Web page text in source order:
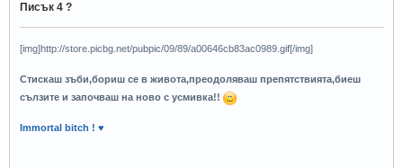
Писък 4 ?
[img]http://store.picbg.net/pubpic/09/89/a00646cb83ac0989.gif[/img]
Стискаш зъби,бориш се в живота,преодоляваш препятствията,биеш
сълзите и започваш на ново с усмивка!!
Immortal bitch ! ♥